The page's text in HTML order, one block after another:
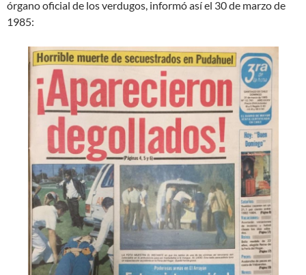
órgano oficial de los verdugos, informó así el 30 de marzo de
1985: